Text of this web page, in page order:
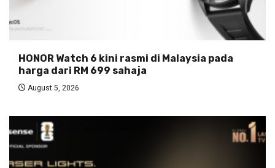
HONOR Watch 6 kini rasmi di Malaysia pada
harga dari RM 699 sahaja
August 5, 2026